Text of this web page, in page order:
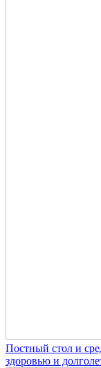
Постный стол и
здоровью и